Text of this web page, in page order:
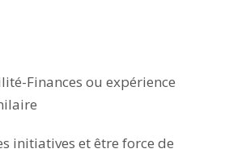
Finances ou expérience
initiatives et être force de